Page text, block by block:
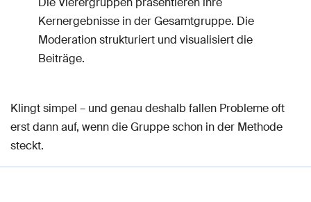
Kernergebnisse in der Gesamtgruppe. Die
Moderation strukturiert und visualisiert die
Beiträge.
Klingt simpel – und genau deshalb fallen Probleme oft
erst dann auf, wenn die Gruppe schon in der Methode
steckt.